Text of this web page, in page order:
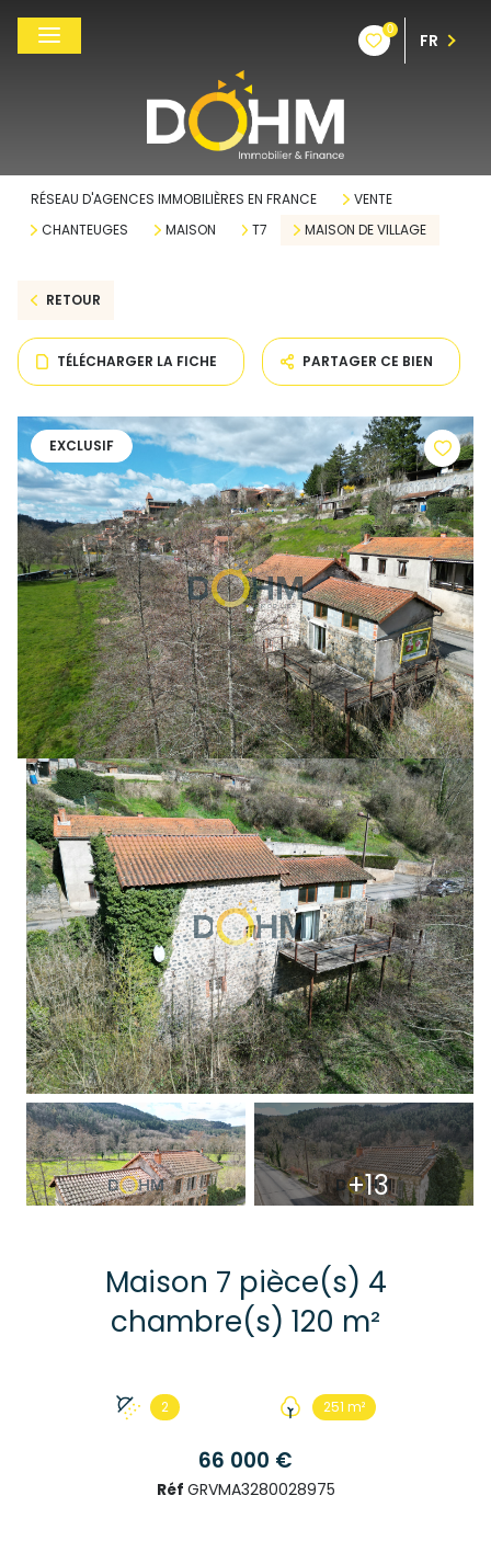
0
FR
RÉSEAU D'AGENCES IMMOBILIÈRES EN FRANCE
VENTE
CHANTEUGES
MAISON T7 MAISON DE VILLAGE
RETOUR
TÉLÉCHARGER LA FICHE PARTAGER CE BIEN
EXCLUSIF
+13
Maison 7 pièce(s) 4
chambre(s) 120 m²
2 251 m²
66 000 €
Réf GRVMA3280028975